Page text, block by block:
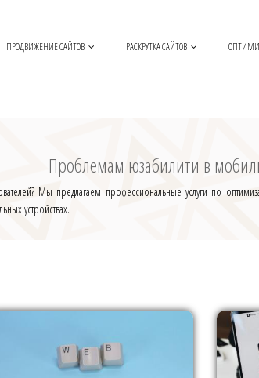
ПРОДВИЖЕНИЕ САЙТОВ РАСКРУТКА САЙТОВ
Проблемам юзабилити в
Мы предлагаем профессиональные услуги по
устройствах.